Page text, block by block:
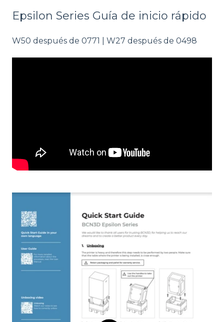
Epsilon Series Guía de inicio rápido
W50 después de 0771 | W27 después de 0498